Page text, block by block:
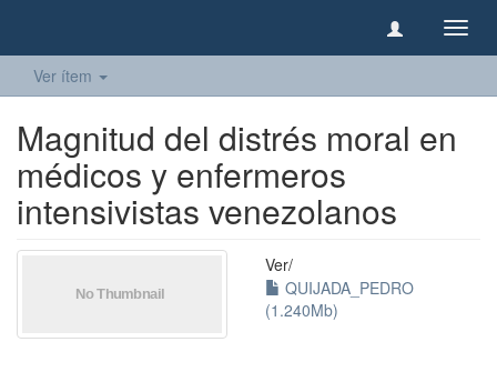
Ver ítem
Magnitud del distrés moral en
médicos y enfermeros
intensivistas venezolanos
Ver/
QUIJADA_PEDRO
(1.240Mb)